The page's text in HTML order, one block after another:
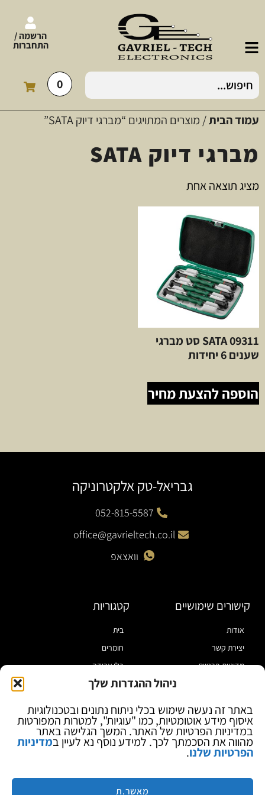
ניהול ההגדרות שלך
באתר זה נעשה שימוש בכלי ניתוח נתונים ובטכנולוגיות
איסוף מידע אוטומטיות, כמו "עוגיות", למטרות המפורטות
במדיניות הפרטיות של האתר. המשך הגלישה באתר
מהווה את הסכמתך לכך. למידע נוסף נא לעיין במדיניות
הפרטיות שלנו.
מאשר.ת
הרשמה /
התחברות
0
עמוד הבית/ מוצרים המתויגים “מברגי דיוק SATA”
מברגי דיוק SATA
מציג תוצאה אחת
SATA 09311 סט מברגי
שענים 6 יחידות
הוספה להצעת מחיר
גבריאל-טק אלקטרוניקה
052-815-5587
office@gavrieltech.co.il
וואצאפ
קישורים שימושיים
אודות
יצירת קשר
מדיניות פרטיות
בלוג
קטגוריות
בית
חומרים
כלי עבודה
מוצרי הלחמה
ספקי כח ומודדים
ציוד אופטי להגדלה
מותגים